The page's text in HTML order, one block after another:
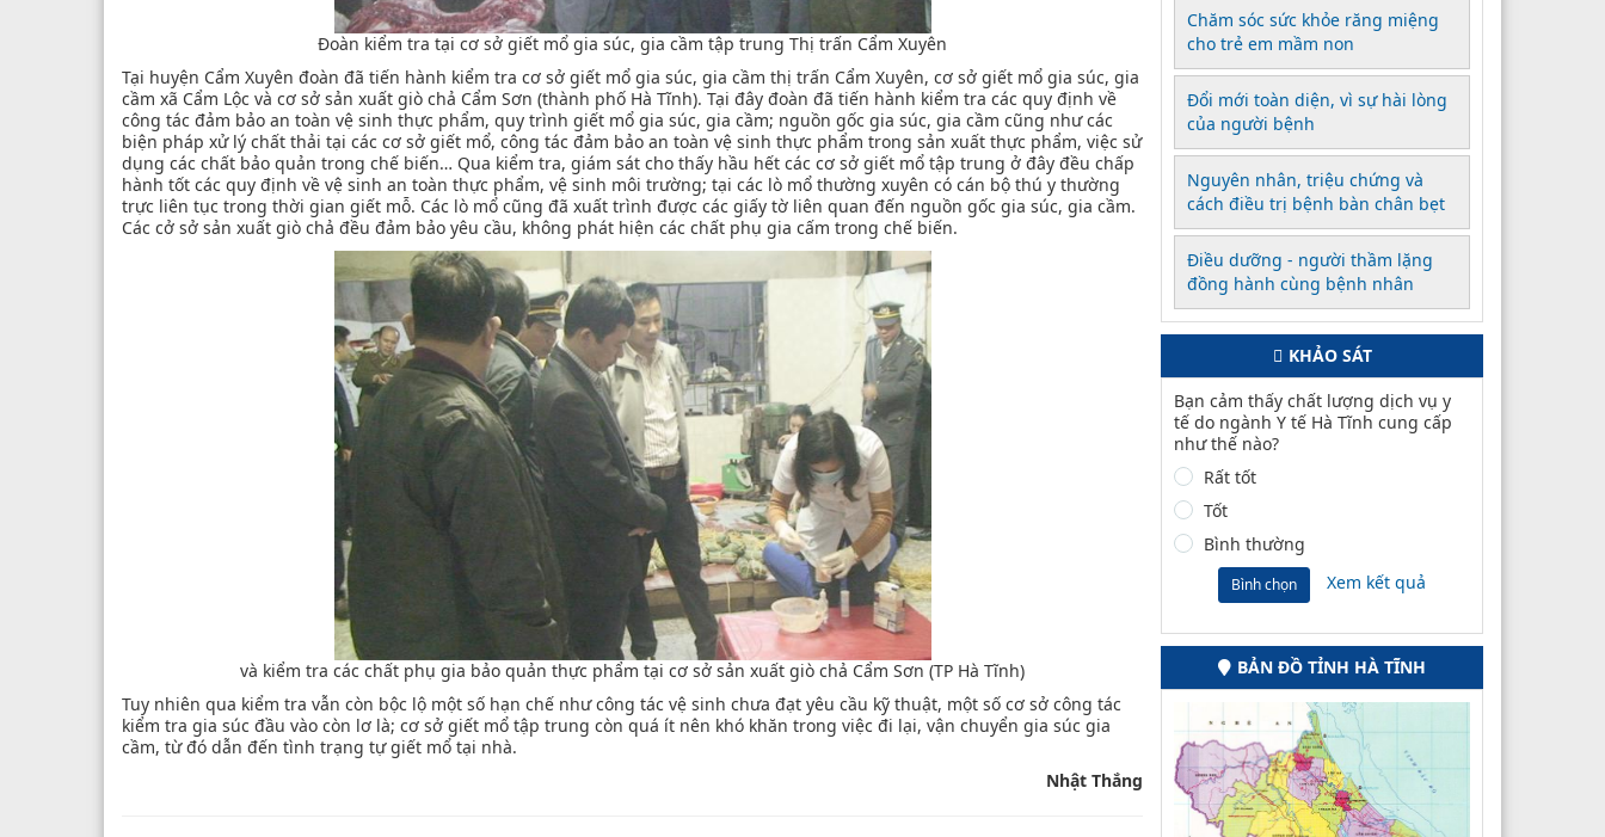
Đoàn kiểm tra tại cơ sở giết mổ gia súc, gia cầm tập trung Thị trấn Cẩm Xuyên
Tại huyện Cẩm Xuyên đoàn đã tiến hành kiểm tra cơ sở giết mổ gia súc, gia cầm thị trấn Cẩm Xuyên, cơ sở giết mổ gia súc, gia
cầm xã Cẩm Lộc và cơ sở sản xuất giò chả Cẩm Sơn (thành phố Hà Tĩnh). Tại đây đoàn đã tiến hành kiểm tra các quy định về
công tác đảm bảo an toàn vệ sinh thực phẩm, quy trình giết mổ gia súc, gia cầm; nguồn gốc gia súc, gia cầm cũng như các
biện pháp xử lý chất thải tại các cơ sở giết mổ, công tác đảm bảo an toàn vệ sinh thực phẩm trong sản xuất thực phẩm, việc sử
dụng các chất bảo quản trong chế biến… Qua kiểm tra, giám sát cho thấy hầu hết các cơ sở giết mổ tập trung ở đây đều chấp
hành tốt các quy định về vệ sinh an toàn thực phẩm, vệ sinh môi trường; tại các lò mổ thường xuyên có cán bộ thú y thường
trực liên tục trong thời gian giết mỗ. Các lò mổ cũng đã xuất trình được các giấy tờ liên quan đến nguồn gốc gia súc, gia cầm.
Các cở sở sản xuất giò chả đều đảm bảo yêu cầu, không phát hiện các chất phụ gia cấm trong chế biến.
và kiểm tra các chất phụ gia bảo quản thực phẩm tại cơ sở sản xuất giò chả Cẩm Sơn (TP Hà Tĩnh)
Tuy nhiên qua kiểm tra vẫn còn bộc lộ một số hạn chế như công tác vệ sinh chưa đạt yêu cầu kỹ thuật, một số cơ sở công tác
kiểm tra gia súc đầu vào còn lơ là; cơ sở giết mổ tập trung còn quá ít nên khó khăn trong việc đi lại, vận chuyển gia súc gia
cầm, từ đó dẫn đến tình trạng tự giết mổ tại nhà.
Nhật Thắng
Chăm sóc sức khỏe răng miệng
cho trẻ em mầm non
Đổi mới toàn diện, vì sự hài lòng
của người bệnh
Nguyên nhân, triệu chứng và
cách điều trị bệnh bàn chân bẹt
Điều dưỡng - người thầm lặng
đồng hành cùng bệnh nhân
KHẢO SÁT
Bạn cảm thấy chất lượng dịch vụ y
tế do ngành Y tế Hà Tĩnh cung cấp
như thế nào?
Rất tốt
Tốt
Bình thường
Bình chọn Xem kết quả
BẢN ĐỒ TỈNH HÀ TĨNH